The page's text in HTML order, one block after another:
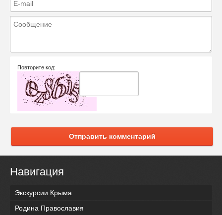
Повторите код:
Отправить комментарий
Навигация
Экскурсии Крыма
Родина Православия